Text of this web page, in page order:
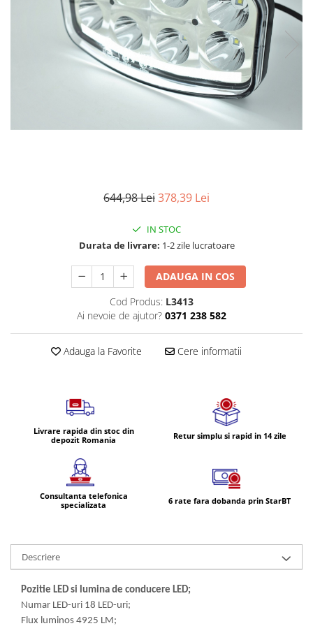
Mercedes Actros MP4, MP5
Scania R S G P Next Generation
Volvo Aero
Volvo FH 2 Euro 4
Volvo Model FM
Lumini, Becuri, Proiectoare
Accesorii iluminare LED camioane
Bare LED (LED Bar) off-road, auto
Becuri auto
Becuri Led Auto
Becuri Xenon Auto
Faruri Camioane, Utilaje &
Tractoare
644,98 Lei378,39 Lei
IN STOC
Durata de livrare: 1-2 zile lucratoare
ADAUGA IN COS
Cod Produs: L3413
Ai nevoie de ajutor? 0371 238 582
Adauga la Favorite Cere informatii
Livrare rapida din stoc din
depozit Romania
Retur simplu si rapid in 14 zile
Consultanta telefonica
specializata
6 rate fara dobanda prin StarBT
Descriere
Pozitie LED si lumina de conducere LED;
Numar LED-uri 18 LED-uri;
Flux luminos 4925 LM;